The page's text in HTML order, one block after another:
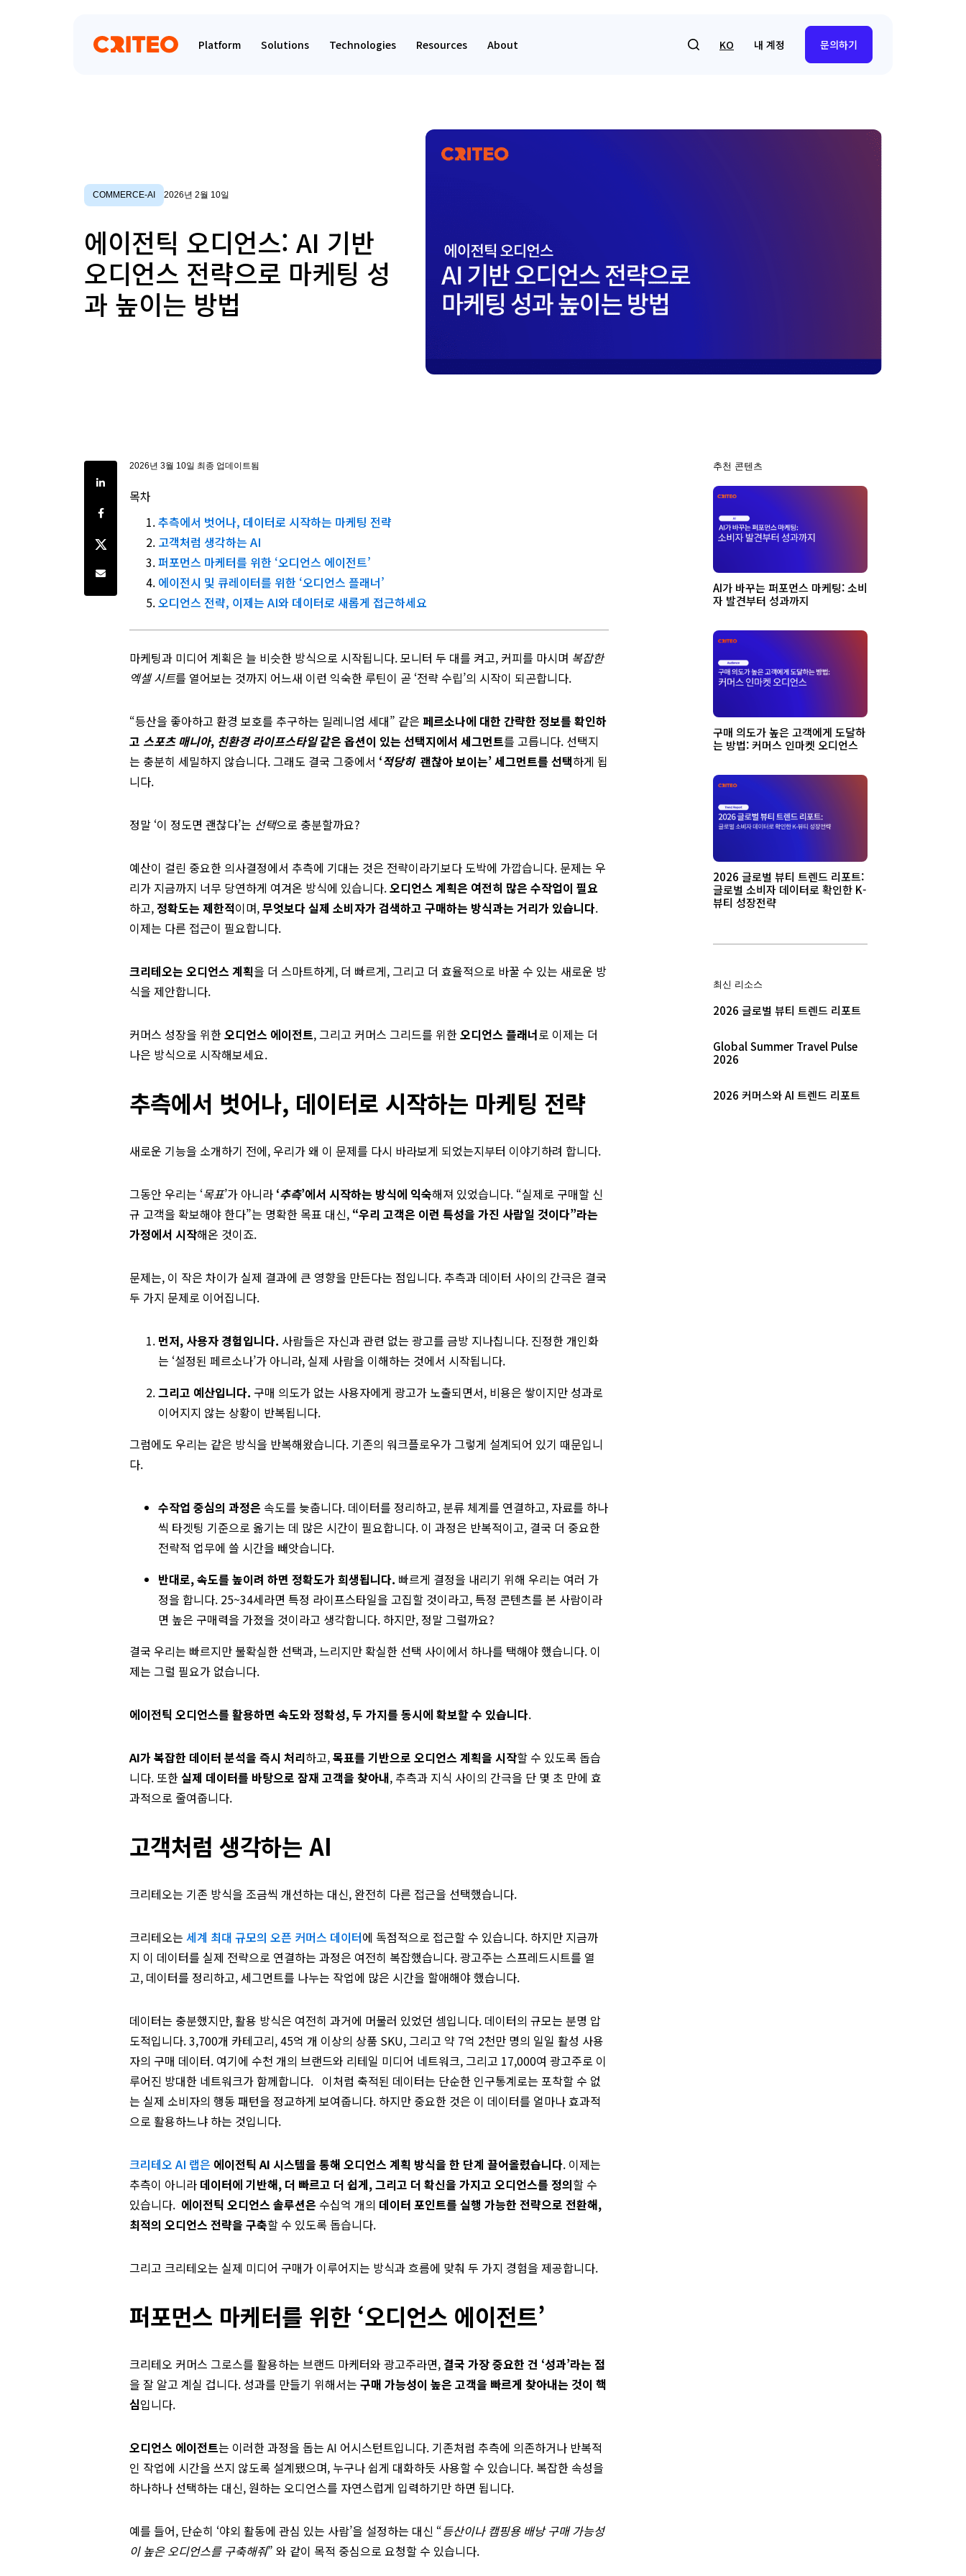
Platform Solutions Technologies Resources About KO 내 계정 문의하기
COMMERCE-AI 2026년 2월 10일
에이전틱 오디언스: AI 기반
오디언스 전략으로 마케팅 성
과 높이는 방법
Share on LinkedIn
Share on Facebook
Share on Twitter
Share by e-mail
2026년 3월 10일 최종 업데이트됨
목차
추측에서 벗어나, 데이터로 시작하는 마케팅 전략
고객처럼 생각하는 AI
퍼포먼스 마케터를 위한 ‘오디언스 에이전트’
에이전시 및 큐레이터를 위한 ‘오디언스 플래너’
오디언스 전략, 이제는 AI와 데이터로 새롭게 접근하세요
마케팅과 미디어 계획은 늘 비슷한 방식으로 시작됩니다. 모니터 두 대를 켜고, 커피를 마시며 복잡한
엑셀 시트를 열어보는 것까지 어느새 이런 익숙한 루틴이 곧 ‘전략 수립’의 시작이 되곤합니다.
“등산을 좋아하고 환경 보호를 추구하는 밀레니엄 세대” 같은 페르소나에 대한 간략한 정보를 확인하
고스포츠 매니아, 친환경 라이프스타일같은 옵션이 있는 선택지에서 세그먼트를 고릅니다. 선택지
는 충분히 세밀하지 않습니다. 그래도 결국 그중에서 ‘적당히 괜찮아 보이는’ 세그먼트를 선택하게 됩
니다.
정말 ‘이 정도면 괜찮다’는 선택으로 충분할까요?
예산이 걸린 중요한 의사결정에서 추측에 기대는 것은 전략이라기보다 도박에 가깝습니다. 문제는 우
리가 지금까지 너무 당연하게 여겨온 방식에 있습니다.오디언스 계획은 여전히 많은 수작업이 필요
하고,정확도는 제한적이며,무엇보다 실제 소비자가 검색하고 구매하는 방식과는 거리가 있습니다.
이제는 다른 접근이 필요합니다.
크리테오는 오디언스 계획을 더 스마트하게, 더 빠르게, 그리고 더 효율적으로 바꿀 수 있는 새로운 방
식을 제안합니다.
커머스 성장을 위한오디언스 에이전트, 그리고 커머스 그리드를 위한오디언스 플래너로 이제는 더
나은 방식으로 시작해보세요.
추측에서 벗어나, 데이터로 시작하는 마케팅 전략
새로운 기능을 소개하기 전에, 우리가 왜 이 문제를 다시 바라보게 되었는지부터 이야기하려 합니다.
그동안 우리는 ‘목표’가 아니라 ‘추측’에서 시작하는 방식에 익숙해져 있었습니다. “실제로 구매할 신
규 고객을 확보해야 한다”는 명확한 목표 대신, “우리 고객은 이런 특성을 가진 사람일 것이다”라는
가정에서 시작해온 것이죠.
문제는, 이 작은 차이가 실제 결과에 큰 영향을 만든다는 점입니다. 추측과 데이터 사이의 간극은 결국
두 가지 문제로 이어집니다.
먼저, 사용자 경험입니다. 사람들은 자신과 관련 없는 광고를 금방 지나칩니다. 진정한 개인화
는 ‘설정된 페르소나’가 아니라, 실제 사람을 이해하는 것에서 시작됩니다.
그리고 예산입니다. 구매 의도가 없는 사용자에게 광고가 노출되면서, 비용은 쌓이지만 성과로
이어지지 않는 상황이 반복됩니다.
그럼에도 우리는 같은 방식을 반복해왔습니다. 기존의 워크플로우가 그렇게 설계되어 있기 때문입니
다.
수작업 중심의 과정은 속도를 늦춥니다. 데이터를 정리하고, 분류 체계를 연결하고, 자료를 하나
씩 타겟팅 기준으로 옮기는 데 많은 시간이 필요합니다. 이 과정은 반복적이고, 결국 더 중요한
전략적 업무에 쓸 시간을 빼앗습니다.
반대로, 속도를 높이려 하면 정확도가 희생됩니다. 빠르게 결정을 내리기 위해 우리는 여러 가
정을 합니다. 25~34세라면 특정 라이프스타일을 고집할 것이라고, 특정 콘텐츠를 본 사람이라
면 높은 구매력을 가졌을 것이라고 생각합니다. 하지만, 정말 그럴까요?
결국 우리는 빠르지만 불확실한 선택과, 느리지만 확실한 선택 사이에서 하나를 택해야 했습니다. 이
제는 그럴 필요가 없습니다.
에이전틱 오디언스를 활용하면 속도와 정확성, 두 가지를 동시에 확보할 수 있습니다.
AI가 복잡한 데이터 분석을 즉시 처리하고,목표를 기반으로 오디언스 계획을 시작할 수 있도록 돕습
니다. 또한실제 데이터를 바탕으로 잠재 고객을 찾아내, 추측과 지식 사이의 간극을 단 몇 초 만에 효
과적으로 줄여줍니다.
고객처럼 생각하는 AI
크리테오는 기존 방식을 조금씩 개선하는 대신, 완전히 다른 접근을 선택했습니다.
크리테오는세계 최대 규모의 오픈 커머스 데이터에 독점적으로 접근할 수 있습니다. 하지만 지금까
지 이 데이터를 실제 전략으로 연결하는 과정은 여전히 복잡했습니다. 광고주는 스프레드시트를 열
고, 데이터를 정리하고, 세그먼트를 나누는 작업에 많은 시간을 할애해야 했습니다.
데이터는 충분했지만, 활용 방식은 여전히 과거에 머물러 있었던 셈입니다. 데이터의 규모는 분명 압
도적입니다. 3,700개 카테고리, 45억 개 이상의 상품 SKU, 그리고 약 7억 2천만 명의 일일 활성 사용
자의 구매 데이터. 여기에 수천 개의 브랜드와 리테일 미디어 네트워크, 그리고 17,000여 광고주로 이
루어진 방대한 네트워크가 함께합니다. 이처럼 축적된 데이터는 단순한 인구통계로는 포착할 수 없
는 실제 소비자의 행동 패턴을 정교하게 보여줍니다. 하지만 중요한 것은 이 데이터를 얼마나 효과적
으로 활용하느냐 하는 것입니다.
크리테오 AI 랩은 에이전틱 AI 시스템을 통해 오디언스 계획 방식을 한 단계 끌어올렸습니다. 이제는
추측이 아니라 데이터에 기반해, 더 빠르고 더 쉽게, 그리고 더 확신을 가지고 오디언스를 정의할 수
있습니다. 에이전틱 오디언스 솔루션은 수십억 개의 데이터 포인트를 실행 가능한 전략으로 전환해,
최적의 오디언스 전략을 구축할 수 있도록 돕습니다.
그리고 크리테오는 실제 미디어 구매가 이루어지는 방식과 흐름에 맞춰 두 가지 경험을 제공합니다.
퍼포먼스 마케터를 위한 ‘오디언스 에이전트’
크리테오 커머스 그로스를 활용하는 브랜드 마케터와 광고주라면, 결국 가장 중요한 건 ‘성과’라는 점
을 잘 알고 계실 겁니다. 성과를 만들기 위해서는구매 가능성이 높은 고객을 빠르게 찾아내는 것이 핵
심입니다.
오디언스 에이전트는 이러한 과정을 돕는 AI 어시스턴트입니다. 기존처럼 추측에 의존하거나 반복적
인 작업에 시간을 쓰지 않도록 설계됐으며, 누구나 쉽게 대화하듯 사용할 수 있습니다. 복잡한 속성을
하나하나 선택하는 대신, 원하는 오디언스를 자연스럽게 입력하기만 하면 됩니다.
예를 들어, 단순히 ‘야외 활동에 관심 있는 사람’을 설정하는 대신 “등산이나 캠핑용 배낭 구매 가능성
이 높은 오디언스를 구축해줘” 와 같이 목적 중심으로 요청할 수 있습니다.
추천 콘텐츠
AI가 바꾸는 퍼포먼스 마케팅: 소비
자 발견부터 성과까지
구매 의도가 높은 고객에게 도달하
는 방법: 커머스 인마켓 오디언스
2026 글로벌 뷰티 트렌드 리포트:
글로벌 소비자 데이터로 확인한 K-
뷰티 성장전략
최신 리소스
2026 글로벌 뷰티 트렌드 리포트
Global Summer Travel Pulse
2026
2026 커머스와 AI 트렌드 리포트